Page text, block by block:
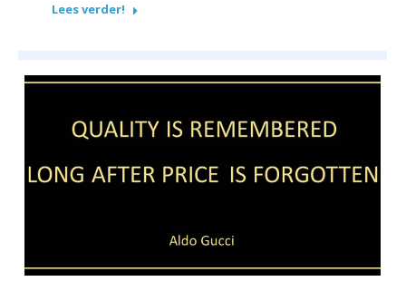
Lees verder!